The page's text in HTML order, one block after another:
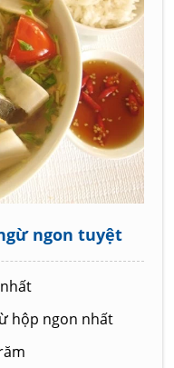
ngon tuyệt
hộp ngon nhất